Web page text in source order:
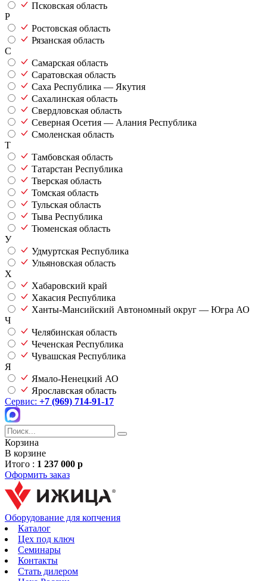
Псковская область
Р
Ростовская область
Рязанская область
С
Самарская область
Саратовская область
Саха Республика — Якутия
Сахалинская область
Свердловская область
Северная Осетия — Алания Республика
Смоленская область
Т
Тамбовская область
Татарстан Республика
Тверская область
Томская область
Тульская область
Тыва Республика
Тюменская область
У
Удмуртская Республика
Ульяновская область
Х
Хабаровский край
Хакасия Республика
Ханты-Мансийский Автономный округ — Югра АО
Ч
Челябинская область
Чеченская Республика
Чувашская Республика
Я
Ямало-Ненецкий АО
Ярославская область
Сервис: +7 (969) 714-91-17
Корзина
В корзине
Итого : 1 237 000 р
Оформить заказ
Оборудование для копчения
Каталог
Цех под ключ
Семинары
Контакты
Стать дилером